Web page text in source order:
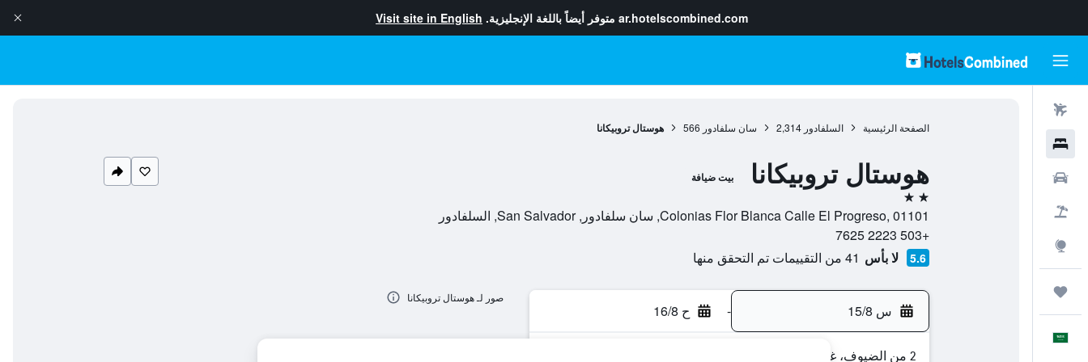
ar.hotelscombined.com متوفر أيضاً باللغة الإنجليزية. Visit site in English
الصفحة الرئيسية السلفادور 2,314 سان سلفادور 566 هوستال تروبيكانا
هوستال تروبيكانا بيت ضيافة
2 نجمتين
Colonias Flor Blanca Calle El Progreso, 01101, سان سلفادور, San Salvador, السلفادور
+503 2223 7625
5.6 لا بأس 41 من التقييمات تم التحقق منها
س 15/8 - ح 16/8
2 من الضيوف، غرفة واحدة
صور لـ هوستال تروبيكانا